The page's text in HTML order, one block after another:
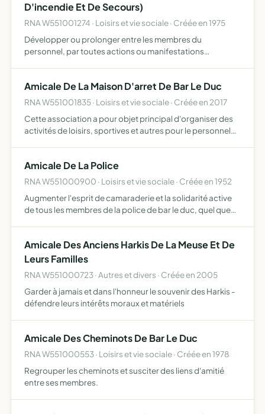
D'incendie Et De Secours)
RNA W551001274 · Loisirs et vie sociale · Créée en 1975
Développer ou prolonger entre les membres du
personnel, par toutes actions ou manifestations
Amicale De La Maison D'arret De Bar Le Duc
RNA W551001835 · Loisirs et vie sociale · Créée en 2017
Cette association a pour objet principal d'organiser des
activités de loisirs, sportives et autres pour le personnel
Amicale De La Police
RNA W551000900 · Loisirs et vie sociale · Créée en 1952
Augmenter l'esprit de camaraderie et la solidarité active
de tous les membres de la police de bar le duc, quel que
Amicale Des Anciens Harkis De La Meuse Et De
Leurs Familles
RNA W551000723 · Autres et divers · Créée en 2005
Garder à jamais et dans l'honneur le souvenir des Harkis -
défendre leurs intérêts moraux et matériels
Amicale Des Cheminots De Bar Le Duc
RNA W551000553 · Loisirs et vie sociale · Créée en 1978
Regrouper les cheminots et susciter des liens d'amitié
entre ses membres.